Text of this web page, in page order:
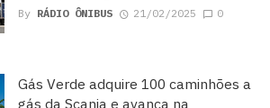
By RÁDIO ÔNIBUS 21/02/2025 0
Gás Verde adquire 100 caminhões a
gás da Scania e avança na